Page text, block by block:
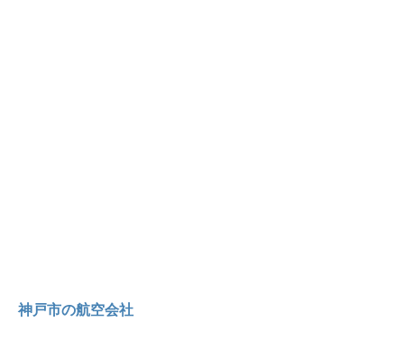
神戸市の航空会社